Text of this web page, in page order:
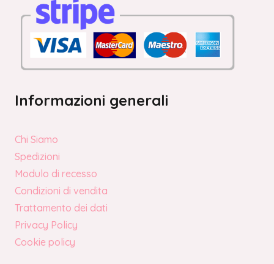
Informazioni generali
Chi Siamo
Spedizioni
Modulo di recesso
Condizioni di vendita
Trattamento dei dati
Privacy Policy
Cookie policy